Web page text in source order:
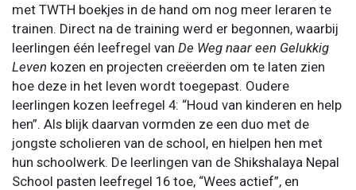
met TWTH boekjes in de hand om nog meer leraren te
trainen. Direct na de training werd er begonnen, waarbij
leerlingen één leefregel van De Weg naar een Gelukkig
Leven kozen en projecten creëerden om te laten zien
hoe deze in het leven wordt toegepast. Oudere
leerlingen kozen leefregel 4: “Houd van kinderen en help
hen”. Als blijk daarvan vormden ze een duo met de
jongste scholieren van de school, en hielpen hen met
hun schoolwerk. De leerlingen van de Shikshalaya Nepal
School pasten leefregel 16 toe, “Wees actief”, en